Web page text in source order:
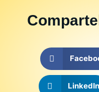
LinkedIn